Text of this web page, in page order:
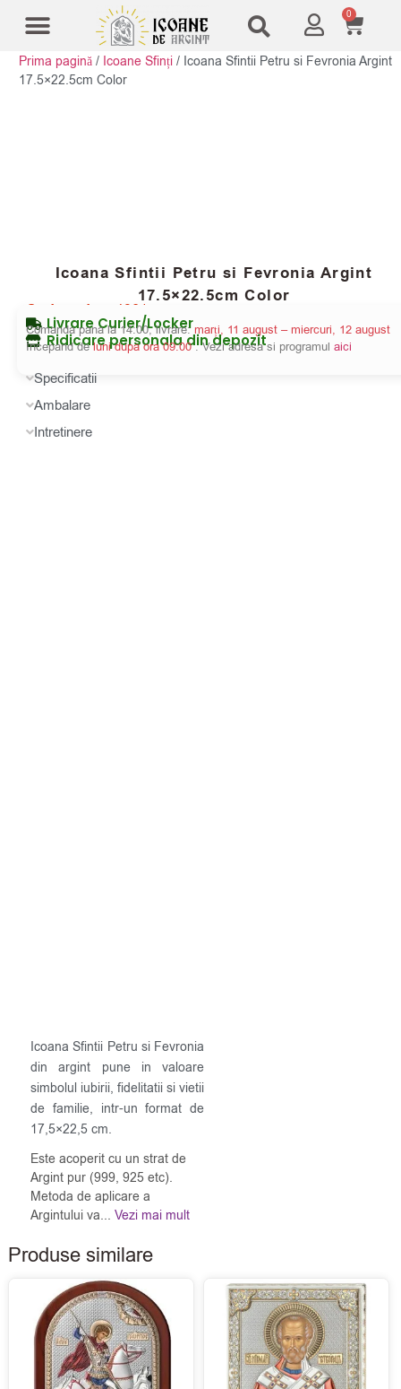
0
Prima pagină / Icoane Sfinți / Icoana Sfintii Petru si Fevronia Argint
17.5×22.5cm Color
Icoana Sfintii Petru si Fevronia Argint
17.5×22.5cm Color
Cod produs: 4861
Livrare Curier/Locker
Comanda pana la 14:00, livrare:marți, 11 august – miercuri, 12 august
Ridicare personala din depozit
Incepand deluni dupa ora 09:00. Vezi adresa si programul aici
Specificatii
Ambalare
Intretinere
Icoana Sfintii Petru si Fevronia
din argint pune in valoare
simbolul iubirii, fidelitatii si vietii
de familie, intr-un format de
17,5×22,5 cm.
Este acoperit cu un strat de
Argint pur (999, 925 etc).
Metoda de aplicare a
Argintului va... Vezi mai mult
Produse similare